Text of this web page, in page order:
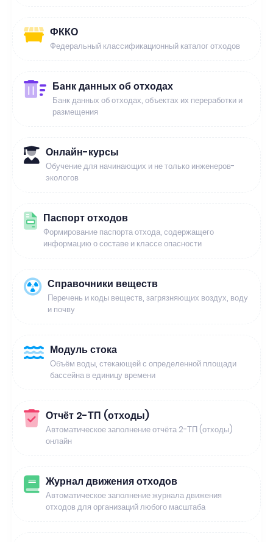
ФККО
Федеральный классификационный каталог отходов
Банк данных об отходах
Банк данных об отходах, объектах их переработки и
размещения
Онлайн-курсы
Обучение для начинающих и не только инженеров-
экологов
Паспорт отходов
Формирование паспорта отхода, содержащего
информацию о составе и классе опасности
Справочники веществ
Перечень и коды веществ, загрязняющих воздух, воду
и почву
Модуль стока
Объём воды, стекающей с определенной площади
бассейна в единицу времени
Отчёт 2-ТП (отходы)
Автоматическое заполнение отчёта 2-ТП (отходы)
онлайн
Журнал движения отходов
Автоматическое заполнение журнала движения
отходов для организаций любого масштаба